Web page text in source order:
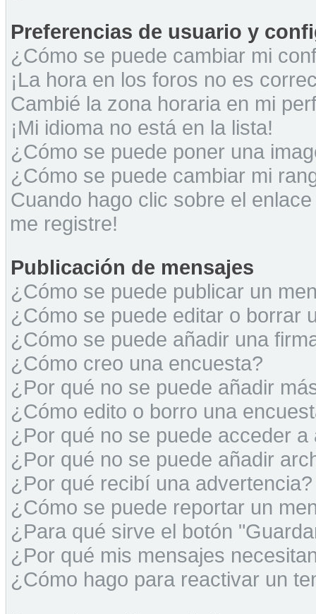
Preferencias de usuario y
¿Cómo se puede cambiar mi
¡La hora en los foros no es
Cambié la zona horaria en mi
¡Mi idioma no está en la lista!
¿Cómo se puede poner una
¿Cómo se puede cambiar mi
Cuando hago clic sobre el
me registre!
Publicación de mensajes
¿Cómo se puede publicar un
¿Cómo se puede editar o borrar
¿Cómo se puede añadir una
¿Cómo creo una encuesta?
¿Por qué no se puede añadir
¿Cómo edito o borro una
¿Por qué no se puede acceder a
¿Por qué no se puede añadir
¿Por qué recibí una advertencia?
¿Cómo se puede reportar un
¿Para qué sirve el botón
¿Por qué mis mensajes
¿Cómo hago para reactivar un